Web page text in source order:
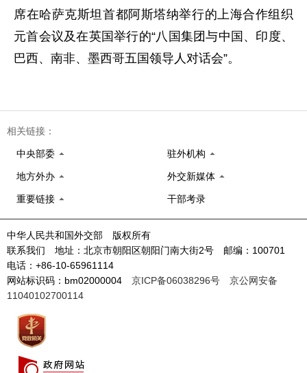
席在哈萨克斯坦首都阿斯塔纳举行的上海合作组织
元首会议及在英国举行的“八国集团与中国、印度、
巴西、南非、墨西哥五国领导人对话会”。
相关链接：
中央部委 驻外机构
地方外办 外交新媒体
重要链接 干部考录
中华人民共和国外交部 版权所有
联系我们 地址：北京市朝阳区朝阳门南大街2号 邮编：100701
电话：+86-10-65961114
网站标识码：bm02000004 京ICP备06038296号
京公网安备
11040102700114